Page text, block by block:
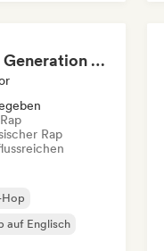
Boom Bap Generation 💥 Underground Hip-Hop, East Coast & Jazz Rap
Rap
auf Englisch